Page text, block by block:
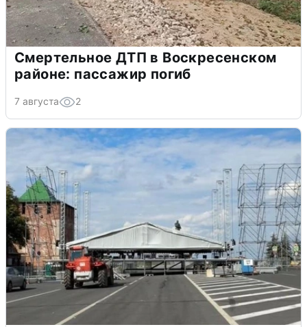
Смертельное ДТП в Воскресенском
районе: пассажир погиб
7 августа 2